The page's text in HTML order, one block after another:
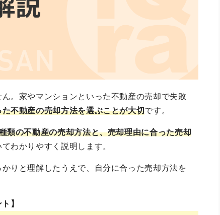
。家やマンションといった不動産の売却で失敗
不動産の売却方法を選ぶことが大切です。
類の不動産の売却方法と、売却理由に合った売却
わかりやすく説明します。
りと理解したうえで、自分に合った売却方法を
】